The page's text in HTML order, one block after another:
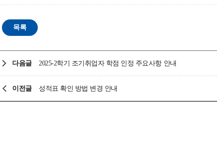
다음글 2025-2학기 조기취업자 학점 인정 주요사항 안내
이전글 성적표 확인 방법 변경 안내